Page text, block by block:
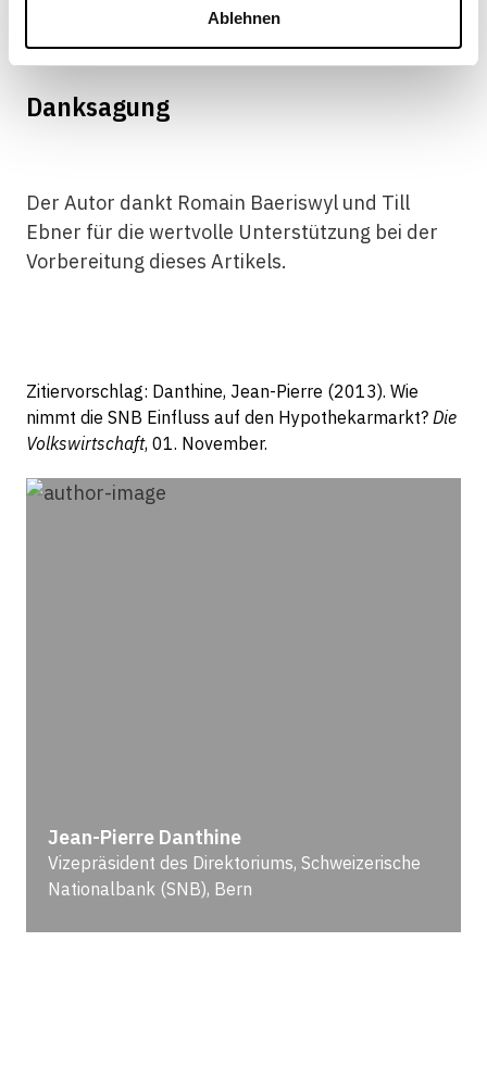
Ablehnen
Kasten 1: Danksagung
Danksagung
Der Autor dankt Romain Baeriswyl und Till
Ebner für die wertvolle Unterstützung bei der
Vorbereitung dieses Artikels.
Zitiervorschlag: Danthine, Jean-Pierre (2013). Wie
nimmt die SNB Einfluss auf den Hypothekarmarkt? Die
Volkswirtschaft, 01. November.
Jean-Pierre Danthine
Vizepräsident des Direktoriums, Schweizerische
Nationalbank (SNB), Bern